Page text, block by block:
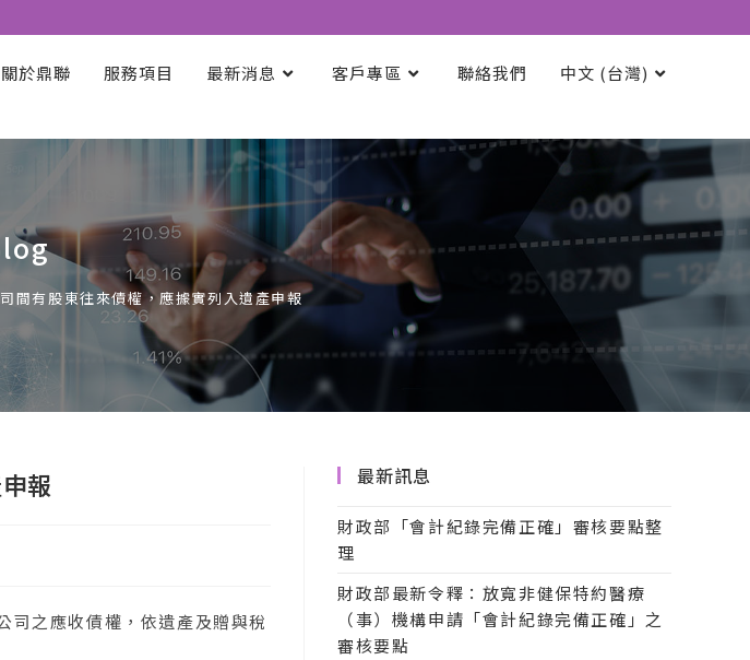
關於鼎聯 服務項目 最新消息 客戶專區 聯絡我們 中文 (台灣)
間有股東往來債權，應據實列入遺產申報
報
司之應收債權，依遺產及贈與稅
最新訊息
財政部「會計紀錄完備正確」審核要點整
理
財政部最新令釋：放寬非健保特約醫療
（事）機構申請「會計紀錄完備正確」之
審核要點